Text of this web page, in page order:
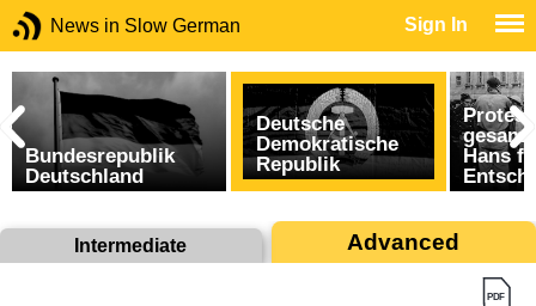
News in Slow German Sign In
Bundesrepublik
Deutschland
Deutsche
Demokratische
Republik
Hans
Intermediate Advanced